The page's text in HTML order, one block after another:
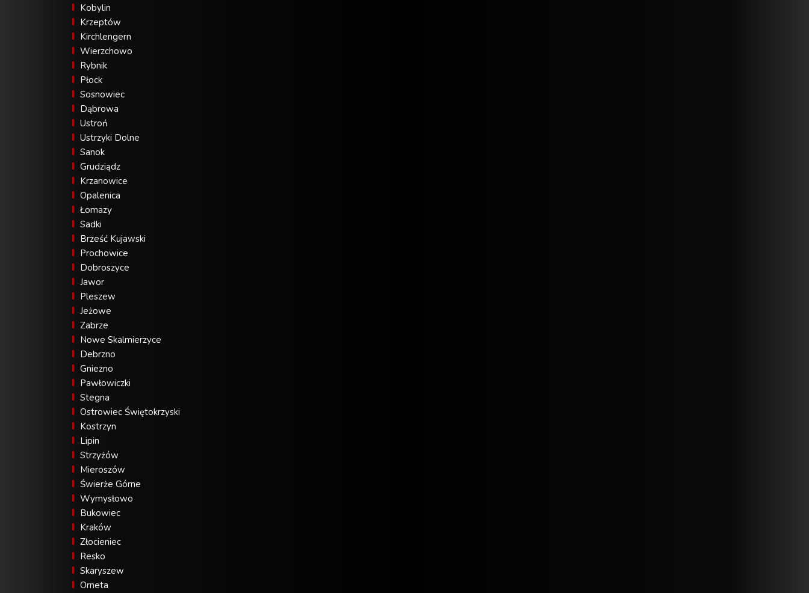
Kobylin
Krzeptów
Kirchlengern
Wierzchowo
Rybnik
Płock
Sosnowiec
Dąbrowa
Ustroń
Ustrzyki Dolne
Sanok
Grudziądz
Krzanowice
Opalenica
Łomazy
Sadki
Brześć Kujawski
Prochowice
Dobroszyce
Jawor
Pleszew
Jeżowe
Zabrze
Nowe Skalmierzyce
Debrzno
Gniezno
Pawłowiczki
Stegna
Ostrowiec Świętokrzyski
Kostrzyn
Lipin
Strzyżów
Mieroszów
Świerże Górne
Wymysłowo
Bukowiec
Kraków
Złocieniec
Resko
Skaryszew
Orneta